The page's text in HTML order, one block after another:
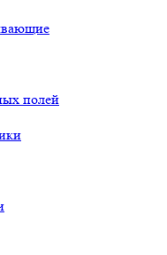
полей